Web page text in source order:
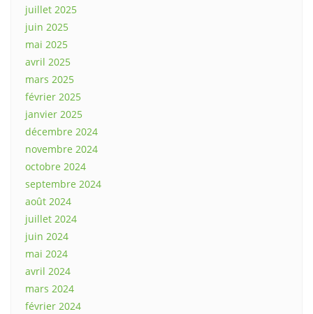
juillet 2025
juin 2025
mai 2025
avril 2025
mars 2025
février 2025
janvier 2025
décembre 2024
novembre 2024
octobre 2024
septembre 2024
août 2024
juillet 2024
juin 2024
mai 2024
avril 2024
mars 2024
février 2024